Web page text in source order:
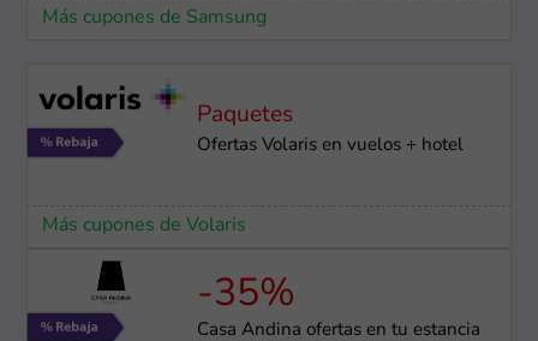
Más cupones de Samsung
Paquetes
Ofertas Volaris en vuelos + hotel
Más cupones de Volaris
-35%
Casa Andina ofertas en tu estancia